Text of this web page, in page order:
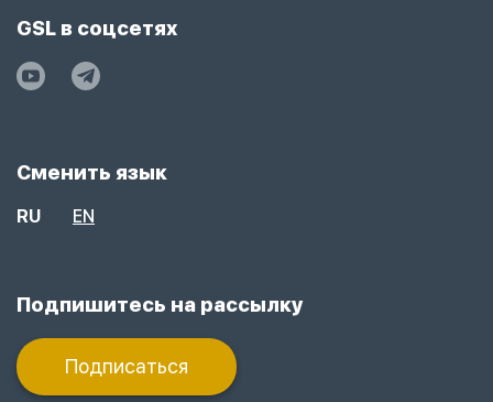
GSL в соцсетях
Сменить язык
RU EN
Подпишитесь на рассылку
Подписаться